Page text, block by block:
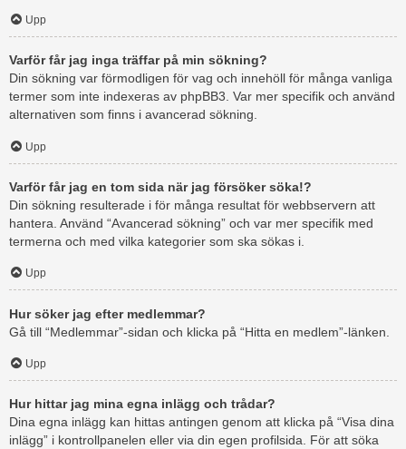
Upp
Varför får jag inga träffar på min sökning?
Din sökning var förmodligen för vag och innehöll för många vanliga
termer som inte indexeras av phpBB3. Var mer specifik och använd
alternativen som finns i avancerad sökning.
Upp
Varför får jag en tom sida när jag försöker söka!?
Din sökning resulterade i för många resultat för webbservern att
hantera. Använd “Avancerad sökning” och var mer specifik med
termerna och med vilka kategorier som ska sökas i.
Upp
Hur söker jag efter medlemmar?
Gå till “Medlemmar”-sidan och klicka på “Hitta en medlem”-länken.
Upp
Hur hittar jag mina egna inlägg och trådar?
Dina egna inlägg kan hittas antingen genom att klicka på “Visa dina
inlägg” i kontrollpanelen eller via din egen profilsida. För att söka